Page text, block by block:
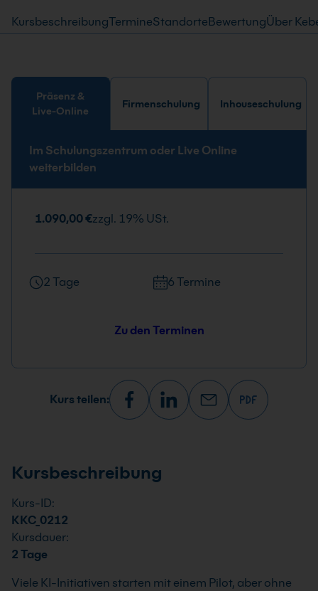
KursbeschreibungTermineStandorteBewertungÜber
Präsenz &
Live-Online
Firmenschulung Inhouseschulung
Im Schulungszentrum oder Live Online
weiterbilden
1.090,00 €zzgl. 19% USt.
2 Tage 6 Termine
Zu den Terminen
Kurs teilen:
Kursbeschreibung
Kurs-ID:
KKC_0212
Kursdauer:
2 Tage
Viele KI-Initiativen starten mit einem Pilot, aber ohne